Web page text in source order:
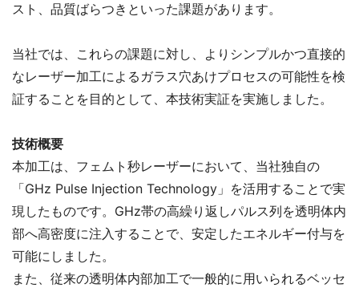
スト、品質ばらつきといった課題があります。
当社では、これらの課題に対し、よりシンプルかつ直接的
なレーザー加工によるガラス穴あけプロセスの可能性を検
証することを目的として、本技術実証を実施しました。
技術概要
本加工は、フェムト秒レーザーにおいて、当社独自の
「GHz Pulse Injection Technology」を活用することで実
現したものです。GHz帯の高繰り返しパルス列を透明体内
部へ高密度に注入することで、安定したエネルギー付与を
可能にしました。
また、従来の透明体内部加工で一般的に用いられるベッセ